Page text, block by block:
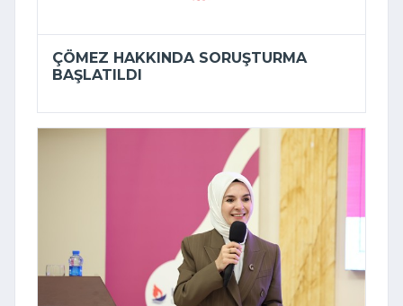
ÇÖMEZ HAKKINDA SORUŞTURMA
BAŞLATILDI